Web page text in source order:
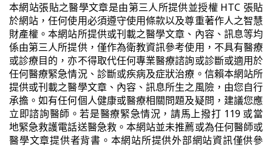
本網站張貼之醫學文章是由第三人所提供並授權 HTC 張貼
於網站，任何使用必須遵守使用條款以及尊重著作人之智慧
財產權。本網站所提供或刊載之醫學文章、內容、訊息等均
係由第三人所提供，僅作為衛教資訊參考使用，不具有醫療
或診療目的，亦不得取代任何專業醫療諮詢或診斷或適用於
任何醫療緊急情況、診斷或疾病及症狀治療。信賴本網站所
提供或刊載之醫學文章、內容、訊息所生之風險，由您自行
承擔。如有任何個人健康或醫療相關問題及疑問，建議您應
立即諮詢醫師。若是醫療緊急情況，請馬上撥打 119 或當
地緊急救護電話送醫急救。本網站並未推薦或為任何醫師或
醫學文章提供者背書。本網站所提供外部網站資訊僅供參